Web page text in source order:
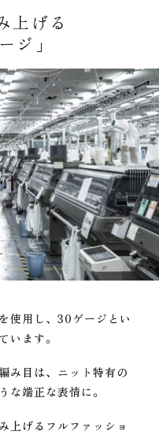
上げる
ジ」
使用し、 30ゲージとい
います。
み目は、ニット特有の
な端正な表情に。
上げるフルファッショ